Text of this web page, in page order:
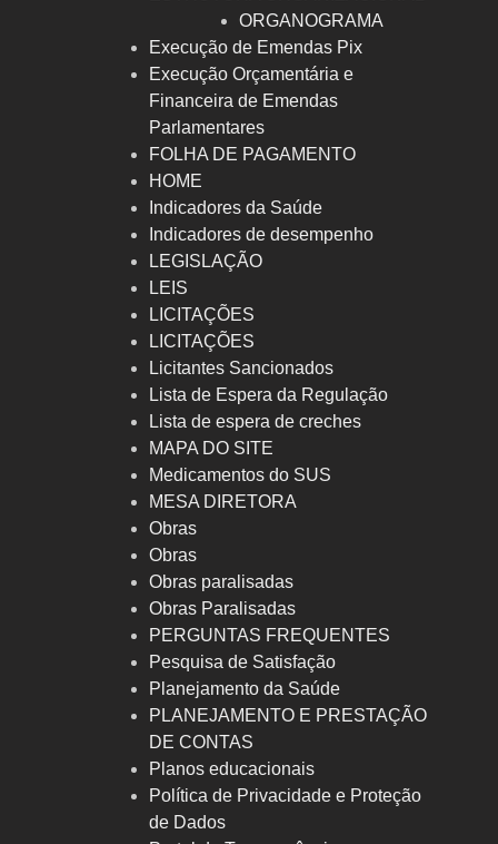
ORGANOGRAMA
Execução de Emendas Pix
Execução Orçamentária e
Financeira de Emendas
Parlamentares
FOLHA DE PAGAMENTO
HOME
Indicadores da Saúde
Indicadores de desempenho
LEGISLAÇÃO
LEIS
LICITAÇÕES
LICITAÇÕES
Licitantes Sancionados
Lista de Espera da Regulação
Lista de espera de creches
MAPA DO SITE
Medicamentos do SUS
MESA DIRETORA
Obras
Obras
Obras paralisadas
Obras Paralisadas
PERGUNTAS FREQUENTES
Pesquisa de Satisfação
Planejamento da Saúde
PLANEJAMENTO E PRESTAÇÃO
DE CONTAS
Planos educacionais
Política de Privacidade e Proteção
de Dados